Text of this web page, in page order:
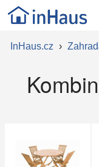
InHaus.cz ›